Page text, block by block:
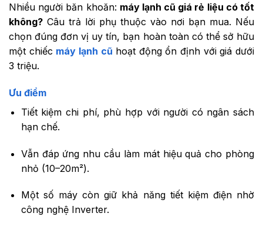
Nhiều người băn khoăn: máy lạnh cũ giá rẻ liệu có tốt
không? Câu trả lời phụ thuộc vào nơi bạn mua. Nếu
chọn đúng đơn vị uy tín, bạn hoàn toàn có thể sở hữu
một chiếc máy lạnh cũ hoạt động ổn định với giá dưới
3 triệu.
Ưu điểm
Tiết kiệm chi phí, phù hợp với người có ngân sách
hạn chế.
Vẫn đáp ứng nhu cầu làm mát hiệu quả cho phòng
nhỏ (10–20m²).
Một số máy còn giữ khả năng tiết kiệm điện nhờ
công nghệ Inverter.